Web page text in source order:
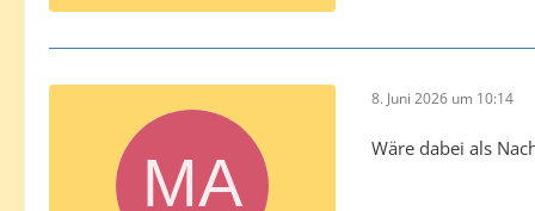
8. Juni 2026 um 10:14
Wäre dabei als